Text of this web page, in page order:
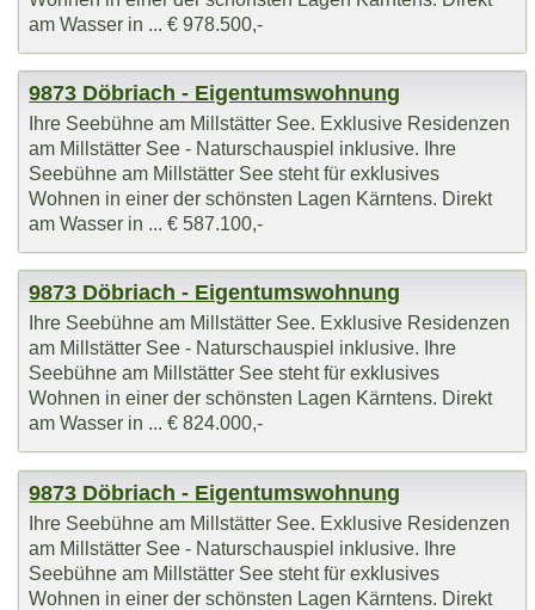
am Wasser in ... € 978.500,-
9873 Döbriach - Eigentumswohnung
Ihre Seebühne am Millstätter See. Exklusive Residenzen
am Millstätter See - Naturschauspiel inklusive. Ihre
Seebühne am Millstätter See steht für exklusives
Wohnen in einer der schönsten Lagen Kärntens. Direkt
am Wasser in ... € 587.100,-
9873 Döbriach - Eigentumswohnung
Ihre Seebühne am Millstätter See. Exklusive Residenzen
am Millstätter See - Naturschauspiel inklusive. Ihre
Seebühne am Millstätter See steht für exklusives
Wohnen in einer der schönsten Lagen Kärntens. Direkt
am Wasser in ... € 824.000,-
9873 Döbriach - Eigentumswohnung
Ihre Seebühne am Millstätter See. Exklusive Residenzen
am Millstätter See - Naturschauspiel inklusive. Ihre
Seebühne am Millstätter See steht für exklusives
Wohnen in einer der schönsten Lagen Kärntens. Direkt